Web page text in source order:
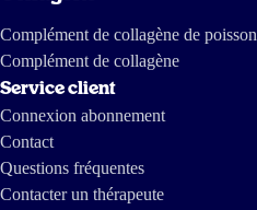
Complément de collagène de poisson
Complément de collagène
Service client
Connexion abonnement
Contact
Questions fréquentes
Contacter un thérapeute